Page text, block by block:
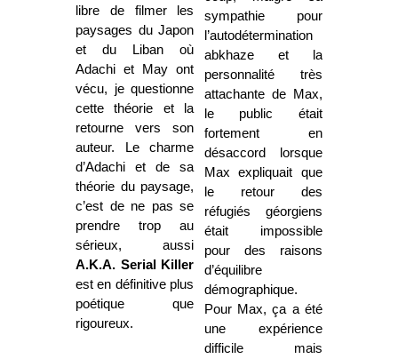
libre de filmer les
paysages du Japon
et du Liban où
Adachi et May ont
vécu, je questionne
cette théorie et la
retourne vers son
auteur. Le charme
d’Adachi et de sa
théorie du paysage,
c’est de ne pas se
prendre trop au
sérieux, aussi
A.K.A. Serial Killer
est en définitive plus
poétique que
rigoureux.
sympathie pour
l’autodétermination
abkhaze et la
personnalité très
attachante de Max,
le public était
fortement en
désaccord lorsque
Max expliquait que
le retour des
réfugiés géorgiens
était impossible
pour des raisons
d’équilibre
démographique.
Pour Max, ça a été
une expérience
difficile mais